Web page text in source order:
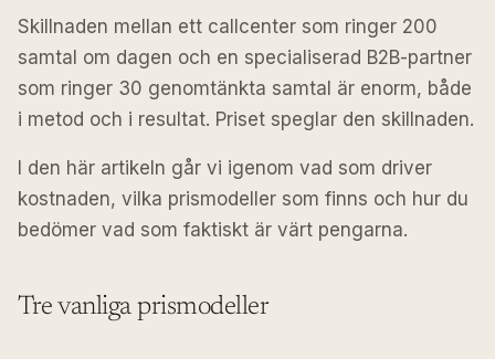
Skillnaden mellan ett callcenter som ringer 200
samtal om dagen och en specialiserad B2B-partner
som ringer 30 genomtänkta samtal är enorm, både
i metod och i resultat. Priset speglar den skillnaden.
I den här artikeln går vi igenom vad som driver
kostnaden, vilka prismodeller som finns och hur du
bedömer vad som faktiskt är värt pengarna.
Tre vanliga prismodeller